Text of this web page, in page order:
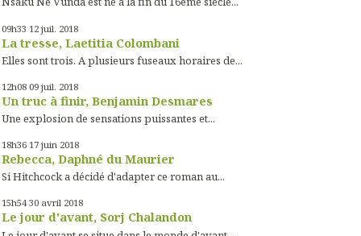
09h33 12 juil. 2018
La tresse, Laetitia Colombani
Elles sont trois. A plusieurs fuseaux horaires de...
12h08 09 juil. 2018
Un truc à finir, Benjamin Desmares
Une explosion de sensations puissantes et...
18h36 17 juin 2018
Rebecca, Daphné du Maurier
Si Hitchcock a décidé d'adapter ce roman au...
15h54 30 avril 2018
Le jour d'avant, Sorj Chalandon